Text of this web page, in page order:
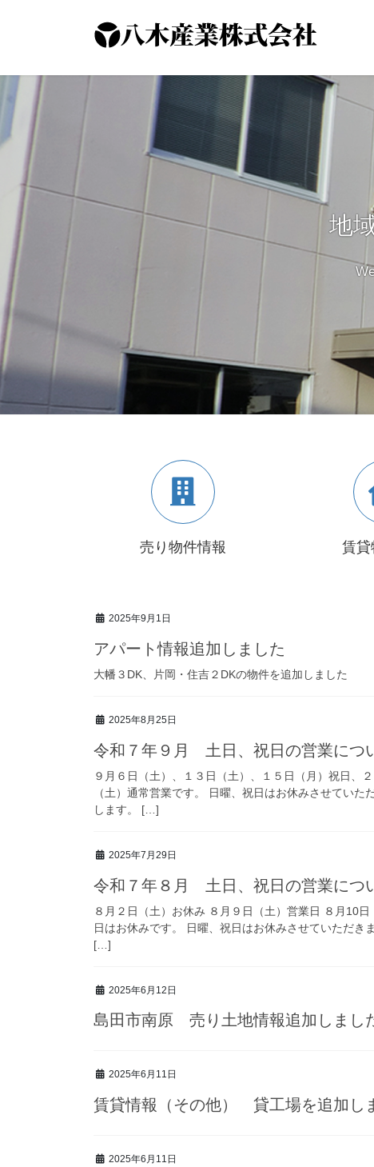
キ
に
地
売り物件情報 賃貸
2025年9月1日
アパート情報追加しました
大幡３DK、片岡・住吉２DKの物件を追加しました
2025年8月25日
令和７年９月 土日、祝日の営業につ
９月６日（土）、１３日（土）、１５日（月）祝日、
（土）通常営業です。 日曜、祝日はお休みさせてい
します。 […]
2025年7月29日
令和７年８月 土日、祝日の営業につ
８月２日（土）お休み ８月９日（土）営業日 ８月10
日はお休みです。 日曜、祝日はお休みさせていただき
[…]
2025年6月12日
島田市南原 売り土地情報追加しまし
2025年6月11日
賃貸情報（その他） 貸工場を追加し
2025年6月11日